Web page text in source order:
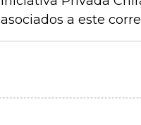
asociados a este